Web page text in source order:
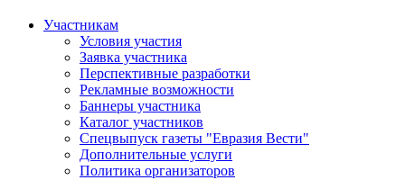
Участникам
Условия участия
Заявка участника
Перспективные разработки
Рекламные возможности
Баннеры участника
Каталог участников
Спецвыпуск газеты "Евразия Вести"
Дополнительные услуги
Политика организаторов